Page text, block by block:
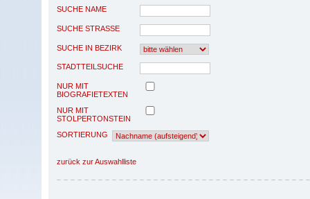
SUCHE NAME
SUCHE STRASSE
SUCHE IN BEZIRK
STADTTEILSUCHE
NUR MIT
BIOGRAFIETEXTEN
NUR MIT
STOLPERTONSTEIN
SORTIERUNG
zurück zur Auswahlliste